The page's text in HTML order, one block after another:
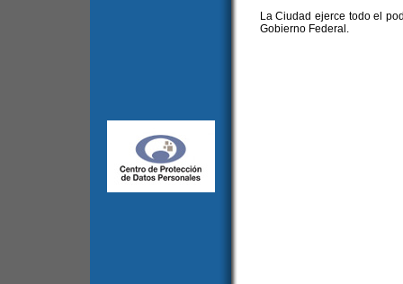
La Ciudad ejerce todo el
Gobierno Federal.